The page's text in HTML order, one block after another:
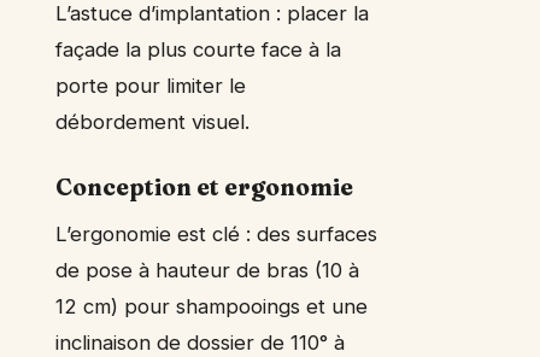
L’astuce d’implantation : placer la
façade la plus courte face à la
porte pour limiter le
débordement visuel.
Conception et ergonomie
L’ergonomie est clé : des surfaces
de pose à hauteur de bras (10 à
12 cm) pour shampooings et une
inclinaison de dossier de 110° à